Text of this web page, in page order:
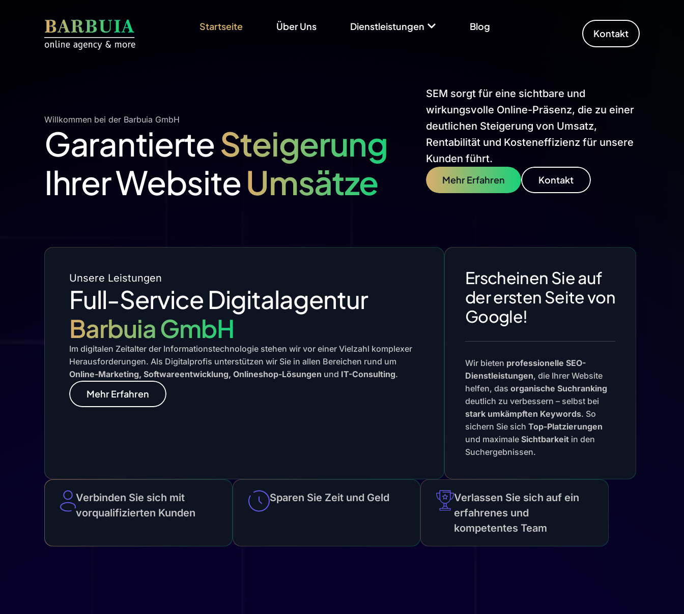
Startseite Über Uns Dienstleistungen Blog
Kontakt
Willkommen bei der Barbuia GmbH
GarantierteSteigerung
Ihrer WebsiteUmsätze
SEM sorgt für eine sichtbare und
wirkungsvolle Online-Präsenz, die zu einer
deutlichen Steigerung von Umsatz,
Rentabilität und Kosteneffizienz für unsere
Kunden führt.
Mehr Erfahren Kontakt
Unsere Leistungen
Full-Service Digitalagentur
Barbuia GmbH
Im digitalen Zeitalter der Informationstechnologie stehen wir vor einer Vielzahl komplexer
Herausforderungen. Als Digitalprofis unterstützen wir Sie in allen Bereichen rund um
Online-Marketing, Softwareentwicklung, Onlineshop-Lösungen und IT-Consulting.
Mehr Erfahren
Erscheinen Sie auf
der ersten Seite von
Google!
Wir bieten professionelle SEO-
Dienstleistungen, die Ihrer Website
helfen, das organische Suchranking
deutlich zu verbessern – selbst bei
stark umkämpften Keywords. So
sichern Sie sich Top-Platzierungen
und maximale Sichtbarkeitin den
Suchergebnissen.
Verbinden Sie sich mit
vorqualifizierten Kunden
Sparen Sie Zeit und Geld
Verlassen Sie sich auf ein
erfahrenes und
kompetentes Team